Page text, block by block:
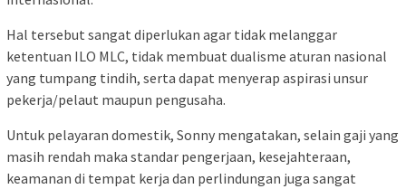
Hal tersebut sangat diperlukan agar tidak melanggar
ketentuan ILO MLC, tidak membuat dualisme aturan nasional
yang tumpang tindih, serta dapat menyerap aspirasi unsur
pekerja/pelaut maupun pengusaha.
Untuk pelayaran domestik, Sonny mengatakan, selain gaji yang
masih rendah maka standar pengerjaan, kesejahteraan,
keamanan di tempat kerja dan perlindungan juga sangat